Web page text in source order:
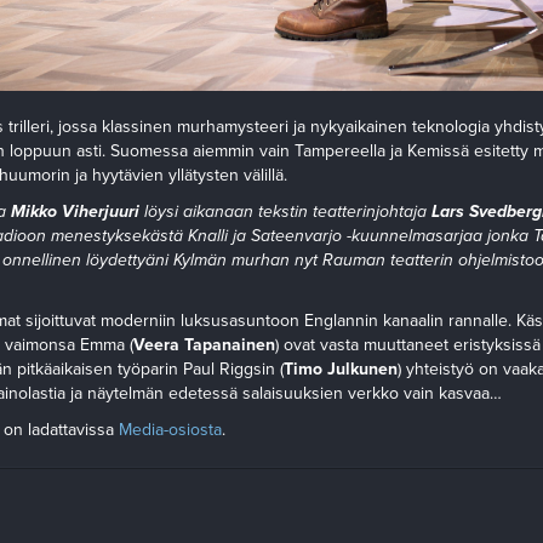
jossa klassinen murhamysteeri ja nykyaikainen teknologia
loppuun asti. Suomessa aiemmin vain Tampereella ja Kemissä esitetty
ja hyytävien yllätysten välillä.
Mikko Viherjuuri löysi aikanaan tekstin teatterinjohtaja Lars
menestyksekästä Knalli ja Sateenvarjo -kuunnelmasarjaa jonka
löydettyäni Kylmän murhan nyt Rauman teatterin
sijoittuvat moderniin luksusasuntoon Englannin kanaalin rannalle.
Emma (Veera Tapanainen) ovat vasta muuttaneet
pitkäaikaisen työparin Paul Riggsin (Timo Julkunen) yhteistyö on
ja näytelmän edetessä salaisuuksien verkko vain kasvaa…
ladattavissa Media-osiosta.